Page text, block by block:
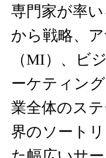
専門家が率
から戦略、
（MI）、ビ
ーケティン
業全体のス
界のソート